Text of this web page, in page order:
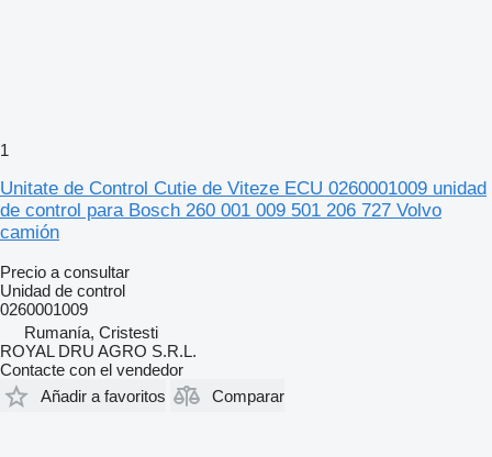
1
Unitate de Control Cutie de Viteze ECU 0260001009 unidad
de control para Bosch 260 001 009 501 206 727 Volvo
camión
Precio a consultar
Unidad de control
0260001009
Rumanía, Cristesti
ROYAL DRU AGRO S.R.L.
Contacte con el vendedor
Añadir a favoritos
Comparar